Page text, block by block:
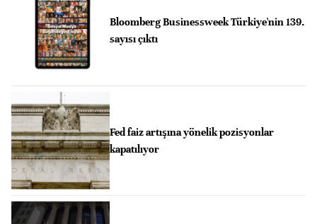
Bloomberg Businessweek Türkiye'nin 139.
sayısı çıktı
Fed faiz artışına yönelik pozisyonlar
kapatılıyor